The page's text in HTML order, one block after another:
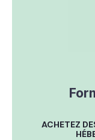
ACHETEZ